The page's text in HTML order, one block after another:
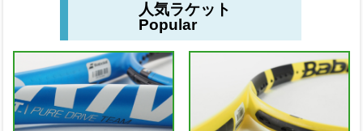
人気ラケット
Popular